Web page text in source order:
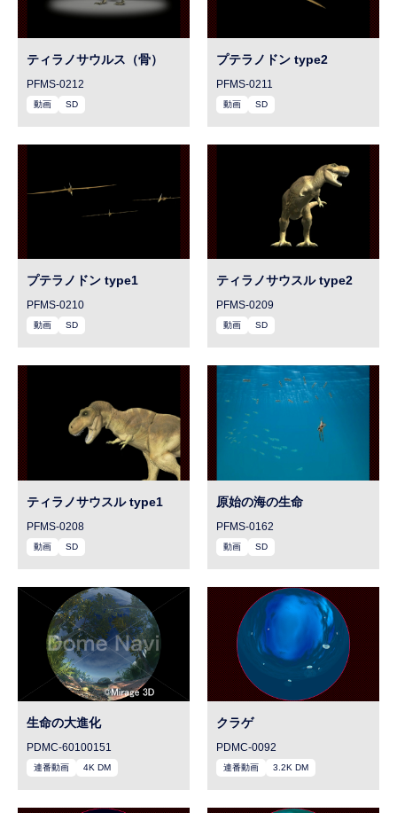
ティラノサウルス（骨）
PFMS-0212
動画 SD
プテラノドン type2
PFMS-0211
動画 SD
プテラノドン type1
PFMS-0210
動画 SD
ティラノサウスル type2
PFMS-0209
動画 SD
ティラノサウスル type1
PFMS-0208
動画 SD
原始の海の生命
PFMS-0162
動画 SD
生命の大進化
PDMC-60100151
連番動画 4K DM
クラゲ
PDMC-0092
連番動画 3.2K DM